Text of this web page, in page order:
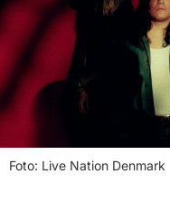
Foto: Live Nation Denmark